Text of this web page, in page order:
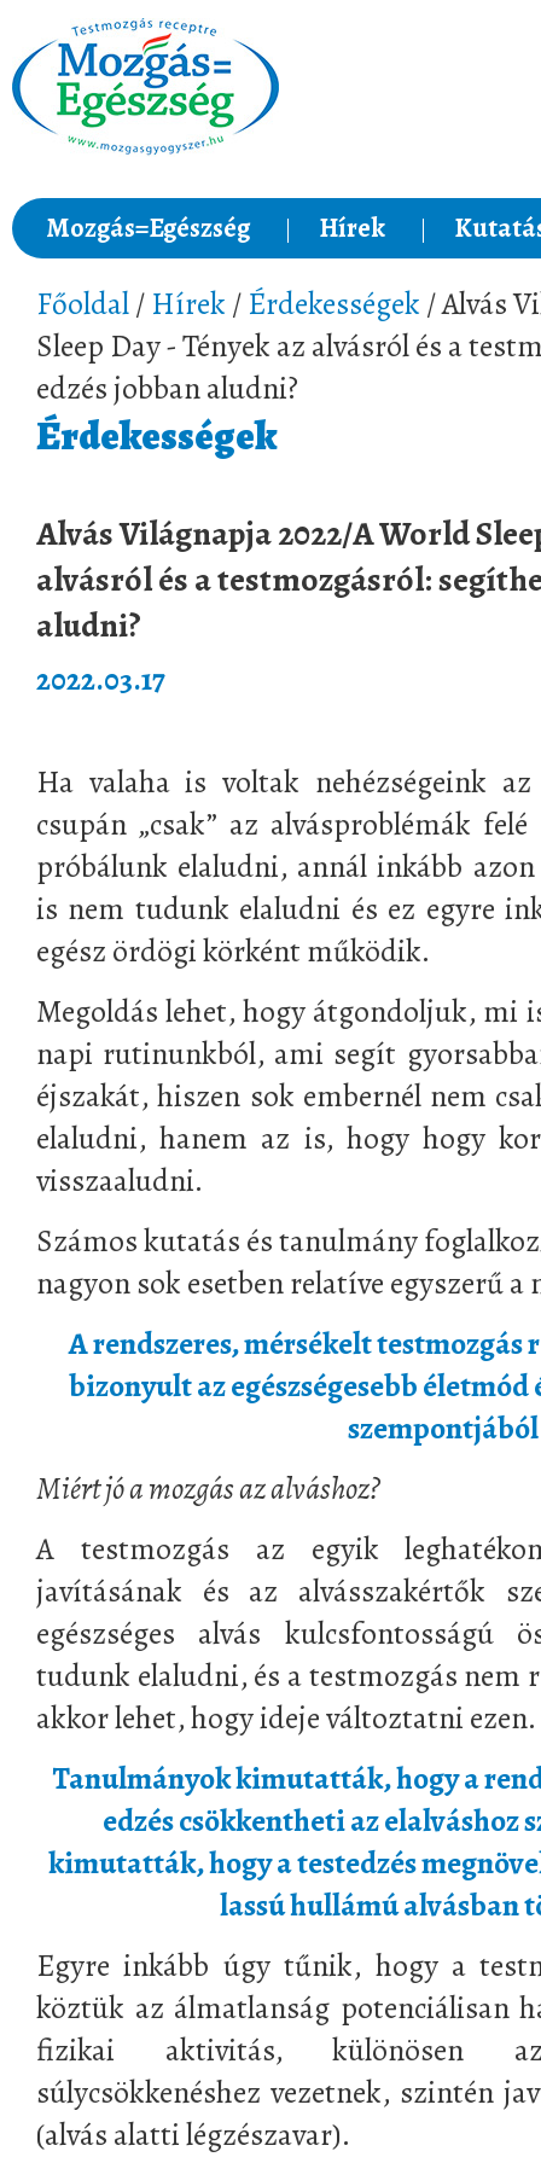
Mozgás=Egészség Hírek
Főoldal/ Hírek / Érdekességek / Alvás
Sleep Day - Tények az alvásról és a
edzés jobban aludni?
Érdekességek
Alvás Világnapja 2022/A World
alvásról és a testmozgásról:
aludni?
2022.03.17
Ha valaha is voltak nehézségeink
csupán „csak” az alvásproblémák
próbálunk elaludni, annál inkább
is nem tudunk elaludni és ez egyre
egész ördögi körként működik.
Megoldás lehet, hogy átgondoljuk, mi
napi rutinunkból, ami segít
éjszakát, hiszen sok embernél nem
elaludni, hanem az is, hogy hogy
visszaaludni.
Számos kutatás és tanulmány
nagyon sok esetben relatíve egyszerű a
A rendszeres, mérsékelt
bizonyult az egészségesebb életmód
Miért jó a mozgás az alváshoz?
A testmozgás az egyik
javításának és az alvásszakértők
egészséges alvás kulcsfontosságú
tudunk elaludni, és a testmozgás nem
akkor lehet, hogy ideje változtatni ezen.
Tanulmányok kimutatták, hogy a
edzés csökkentheti az elalváshoz
kimutatták, hogy a testedzés
lassú hullámú alvásban
Egyre inkább úgy tűnik, hogy a
köztük az álmatlanság potenciálisan
fizikai aktivitás, különösen
súlycsökkenéshez vezetnek, szintén
(alvás alatti légzészavar).